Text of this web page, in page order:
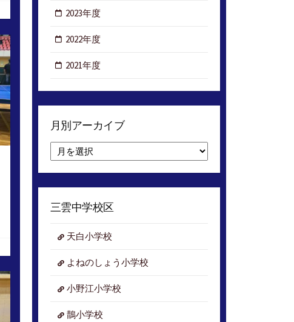
2023年度
2022年度
2021年度
月別アーカイブ
別
ア
ー
イ
三雲中学校区
天白小学校
よねのしょう小学校
小野江小学校
鵲小学校